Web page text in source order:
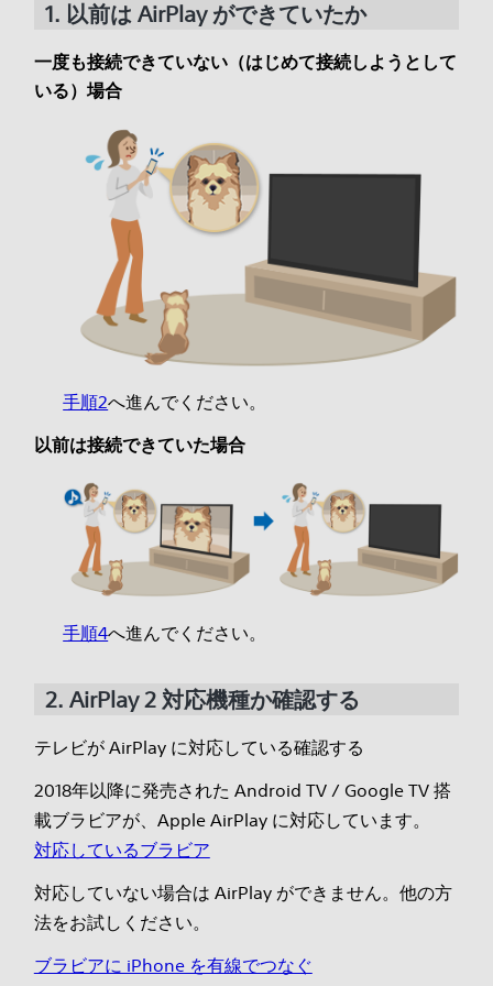
1. 以前は AirPlay ができていたか
一度も接続できていない（はじめて接続しようとして
いる）場合
手順2へ進んでください。
以前は接続できていた場合
手順4へ進んでください。
2. AirPlay 2 対応機種か確認する
テレビが AirPlay に対応している確認する
2018年以降に発売された Android TV / Google TV 搭
載ブラビアが、Apple AirPlay に対応しています。
対応しているブラビア
対応していない場合は AirPlay ができません。他の方
法をお試しください。
ブラビアに iPhone を有線でつなぐ